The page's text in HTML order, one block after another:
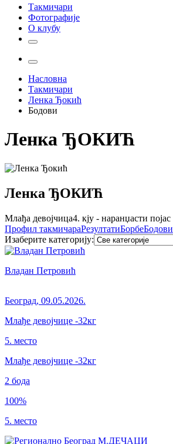
Такмичари
Фотографије
О клубу
Насловна
Такмичари
Ленка Ђокић
Бодови
Ленка ЂОКИЋ
Ленка ЂОКИЋ
Млађа девојчица4. кју - наранџасти појас
Профил такмичараРезултатиБорбеБодови
Изаберите категорију:
Владан Петровић
Београд, 09.05.2026.
Млађе девојчице -32кг
5. место
Млађе девојчице -32кг
2 бода
100%
5. место